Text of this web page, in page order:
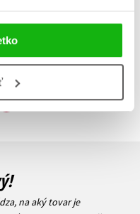
Zobraz záznamov
1 Ďalší
na aký tovar je